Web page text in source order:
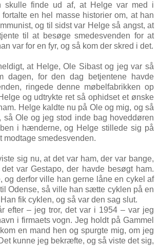
skulle finde ud af, at Helge var med i
en hel masse historier om, at han
og til sidst var Helge så angst, at
til at besøge smedesvenden for at
var for en fyr, og så kom der skred i det.
at Helge, Ole Sibast og jeg var så
dagen, for den dag betjentene havde
ringede denne møbelfabrikken op
og udtrykte ret så ophidset et ønske
Helge kaldte nu på Ole og mig, og så
så Ole og jeg stod inde bag hoveddøren
i hænderne, og Helge stillede sig på
modtage smedesvenden.
sig nu, at det var ham, der var bange,
var Gestapo, der havde besøgt ham.
og derfor ville han gerne låne en cykel af
Odense, så ville han sætte cyklen på en
fik cyklen, og så var den sag slut.
efter – jeg tror, det var i 1954 – var jeg
i firmaets vogn. Jeg holdt på Gammel
en mand hen og spurgte mig, om jeg
kunne jeg bekræfte, og så viste det sig,